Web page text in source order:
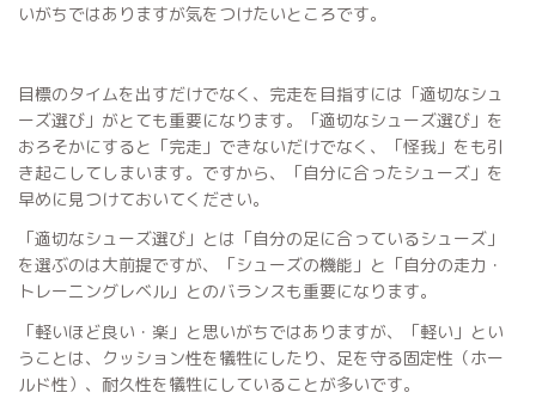
いがちではありますが気をつけたいところです。
目標のタイムを出すだけでなく、完走を目指すには「適切なシュ
ーズ選び」がとても重要になります。「適切なシューズ選び」を
おろそかにすると「完走」できないだけでなく、「怪我」をも引
き起こしてしまいます。ですから、「自分に合ったシューズ」を
早めに見つけておいてください。
「適切なシューズ選び」とは「自分の足に合っているシューズ」
を選ぶのは大前提ですが、「シューズの機能」と「自分の走力・
トレーニングレベル」とのバランスも重要になります。
「軽いほど良い・楽」と思いがちではありますが、「軽い」とい
うことは、クッション性を犠牲にしたり、足を守る固定性（ホー
ルド性）、耐久性を犠牲にしていることが多いです。